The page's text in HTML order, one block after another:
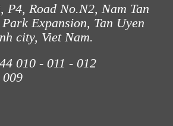
P4, Road No.N2, Nam Tan
Expansion, Tan Uyen
city, Viet Nam.
010 - 011 - 012